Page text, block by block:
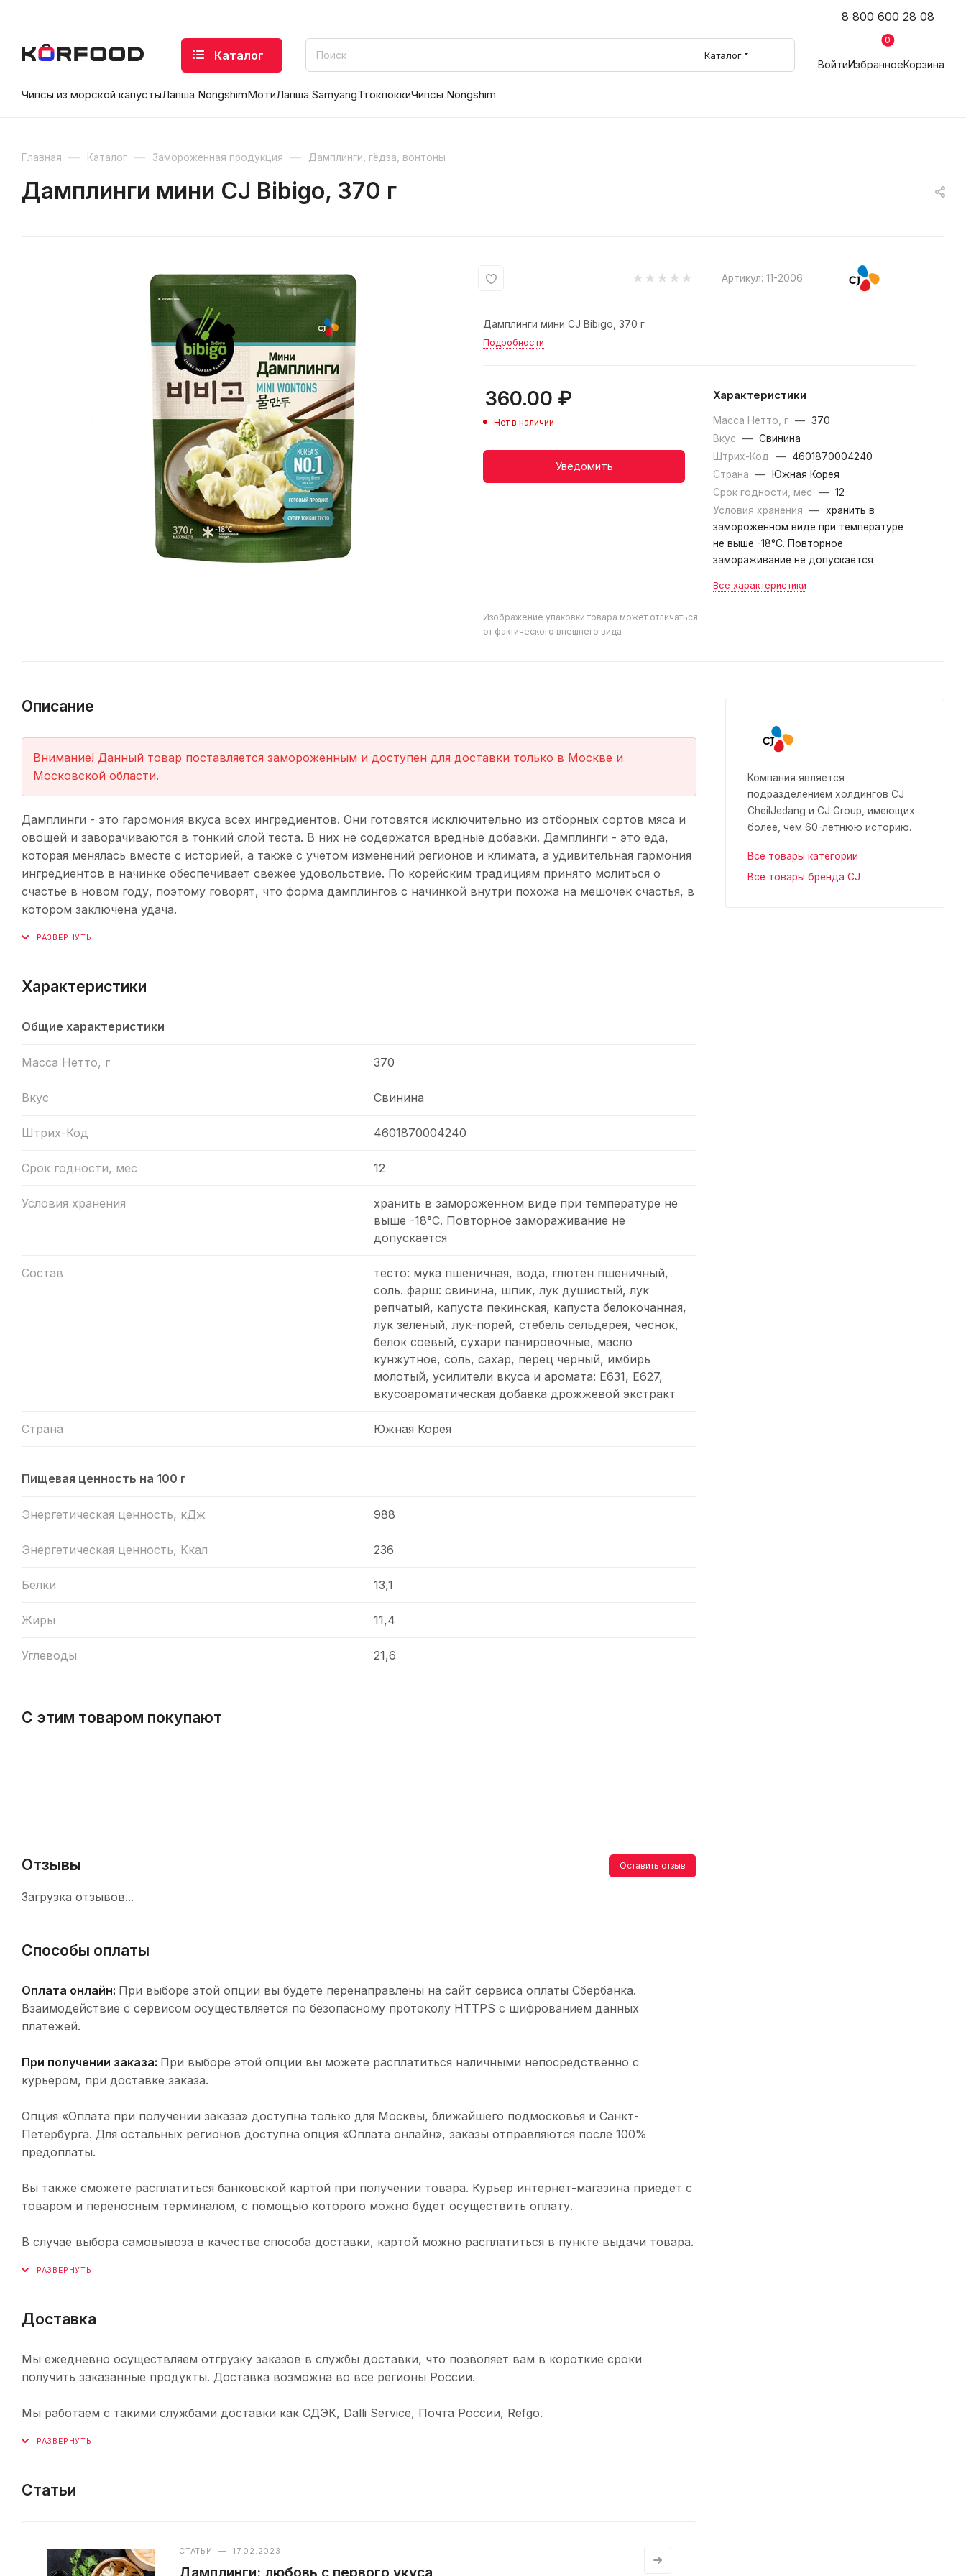
8 800 600 28 08
Каталог Каталог
ВойтиИзбранное
0
Корзина
Чипсы из морской капустыЛапша NongshimМотиЛапша SamyangТтокпоккиЧипсы Nongshim
Главная — Каталог — Замороженная продукция — Дамплинги, гёдза, вонтоны
Дамплинги мини CJ Bibigo, 370 г
Артикул: 11-2006
Дамплинги мини CJ Bibigo, 370 г
Подробности
360.00 ₽
Нет в наличии
Уведомить
Характеристики
Масса Нетто, г — 370
Вкус
— Свинина
Штрих-Код
—
4601870004240
Страна
—
Южная Корея
Срок годности, мес
— 12
Условия хранения
— хранить в
замороженном виде при температуре
не выше -18°С. Повторное
замораживание не допускается
Все характеристики
Изображение упаковки товара может отличаться
от фактического внешнего вида
Описание
Внимание! Данный товар поставляется замороженным и доступен для доставки только в Москве и
Московской области.
Дамплинги - это гаромония вкуса всех ингредиентов. Они готовятся исключительно из отборных сортов мяса и
овощей и заворачиваются в тонкий слой теста. В них не содержатся вредные добавки. Дамплинги - это еда,
которая менялась вместе с историей, а также с учетом изменений регионов и климата, а удивительная гармония
ингредиентов в начинке обеспечивает свежее удовольствие. По корейским традициям принято молиться о
счастье в новом году, поэтому говорят, что форма дамплингов с начинкой внутри похожа на мешочек счастья, в
котором заключена удача.
Характеристики
Общие характеристики
Масса Нетто, г 370
Вкус Свинина
Штрих-Код 4601870004240
Срок годности, мес 12
Условия хранения
хранить в замороженном виде при температуре не
выше -18°С. Повторное замораживание не
допускается
Состав
тесто: мука пшеничная, вода, глютен пшеничный,
соль. фарш: свинина, шпик, лук душистый, лук
репчатый, капуста пекинская, капуста белокочанная,
лук зеленый, лук-порей, стебель сельдерея, чеснок,
белок соевый, сухари панировочные, масло
кунжутное, соль, сахар, перец черный, имбирь
молотый, усилители вкуса и аромата: Е631, Е627,
вкусоароматическая добавка дрожжевой экстракт
Страна Южная Корея
Пищевая ценность на 100 г
Энергетическая ценность, кДж 988
Энергетическая ценность, Ккал 236
Белки 13,1
Жиры 11,4
Углеводы 21,6
С этим товаром покупают
Отзывы Оставить отзыв
Загрузка отзывов...
Способы оплаты
Оплата онлайн: При выборе этой опции вы будете перенаправлены на сайт сервиса оплаты Сбербанка.
Взаимодействие с сервисом осуществляется по безопасному протоколу HTTPS с шифрованием данных
платежей.
При получении заказа: При выборе этой опции вы можете расплатиться наличными непосредственно с
курьером, при доставке заказа.
Опция «Оплата при получении заказа» доступна только для Москвы, ближайшего подмосковья и Санкт-
Петербурга. Для остальных регионов доступна опция «Оплата онлайн», заказы отправляются после 100%
предоплаты.
Вы также сможете расплатиться банковской картой при получении товара. Курьер интернет-магазина приедет с
товаром и переносным терминалом, с помощью которого можно будет осуществить оплату.
В случае выбора самовывоза в качестве способа доставки, картой можно расплатиться в пункте выдачи товара.
Доставка
Мы ежедневно осуществляем отгрузку заказов в службы доставки, что позволяет вам в короткие сроки
получить заказанные продукты. Доставка возможна во все регионы России.
Мы работаем с такими службами доставки как СДЭК, Dalli Service, Почта России, Refgo.
Статьи
СТАТЬИ — 17.02.2023
Дамплинги: любовь с первого укуса
Компания является
подразделением холдингов CJ
CheilJedang и CJ Group, имеющих
более, чем 60-летнюю историю.
Все товары категории
Все товары бренда CJ